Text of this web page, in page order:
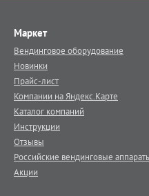
Маркет
Вендинговое оборудование
Новинки
Прайс-лист
Компании на Яндекс.Карте
Каталог компаний
Инструкции
Отзывы
Российские вендинговые
Акции